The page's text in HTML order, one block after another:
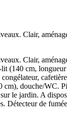
Clair,
Clair,
(140 cm,
douche/WC.
le jardin. A
Détecteur de